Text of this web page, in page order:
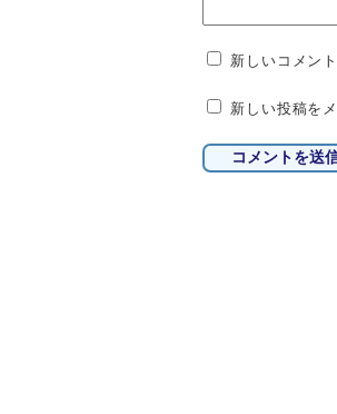
新しいコメン
新しい投稿を